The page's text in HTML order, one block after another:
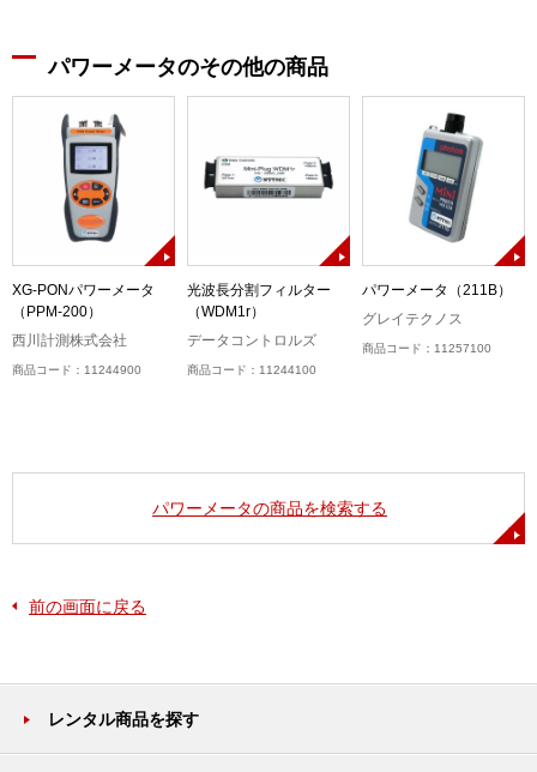
パワーメータのその他の商品
XG-PONパワーメータ
（PPM-200）
西川計測株式会社
商品コード：11244900
光波長分割フィルター
（WDM1r）
データコントロルズ
商品コード：11244100
パワーメータ（211B）
グレイテクノス
商品コード：11257100
パワーメータの商品を検索する
前の画面に戻る
レンタル商品を探す